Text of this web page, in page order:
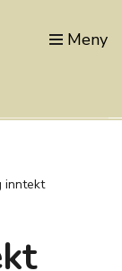
Meny
inntekt